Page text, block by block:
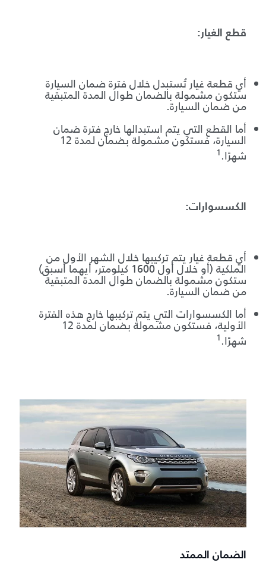
قطع الغيار:
أي قطعة غيار تُستبدل خلال فترة ضمان السيارة
ستكون مشمولة بالضمان طوال المدة المتبقية
من ضمان السيارة.
أما القطع التي يتم استبدالها خارج فترة ضمان
السيارة، فستكون مشمولة بضمان لمدة 12
شهرًا.1
الكسسوارات:
أي قطعة غيار يتم تركيبها خلال الشهر الأول من
الملكية (أو خلال أول 1600 كيلومتر، أيهما أسبق)
ستكون مشمولة بالضمان طوال المدة المتبقية
من ضمان السيارة.
أما الكسسوارات التي يتم تركيبها خارج هذه الفترة
الأولية، فستكون مشمولة بضمان لمدة 12
شهرًا.1
الضمان الممتد